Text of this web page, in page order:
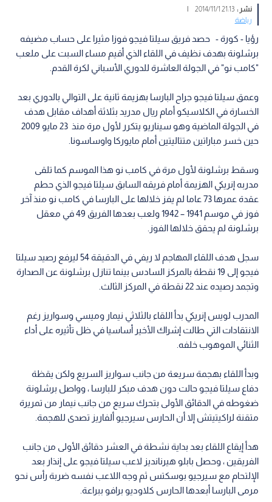
نشر :21:13 2014/11/1
|
رياضة
رؤيا - كورة - حصد فريق سيلتا فيجو فوزا مثيرا على حساب مضيفه
برشلونة بهدف نظيف في اللقاء الذي أقيم مساء السبت على ملعب
"كامب نو" في الجولة العاشرة للدوري الأسباني لكرة القدم.
وعمق سيلتا فيجو جراح البارسا بهزيمة ثانية على التوالي بالدوري بعد
الخسارة في الكلاسيكو أمام ريال مدريد بثلاثة أهداف مقابل هدف
في الجولة الماضية وهو سيناريو يتكرر لأول مرة منذ 23 مايو 2009
حين خسر مباراتين متتاليتين أمام مايوركا واوساسونا.
وسقط برشلونة لأول مرة في كامب نو هذا الموسم كما تلقى
مدربه إنريكي الهزيمة أمام فريقه السابق سيلتا فيجو الذي حطم
عقدة عمرها 73 عاما لم يفز خلالها على البارسا في كامب نو منذ آخر
فوز في موسم 1941 – 1942 ولعب بعدها الفريق 49 في معقل
برشلونة لم يحقق خلالها الفوز.
سجل هدف اللقاء المهاجم لا ريفي في الدقيقة 54 ليرفع رصيد سيلتا
فيجو إلى 19 نقطة بالمركز السادس بينما تنازل برشلونة عن الصدارة
وتجمد رصيده عند 22 نقطة في المركز الثالث.
المدرب لويس إنريكي بدأ اللقاء بالثلاثي نيمار وميسي وسواريز رغم
الانتقادات التي طالت إشراك الأخير أساسيا في ظل تأثيره على أداء
الثنائي الموهوب خلفه.
وبدأ اللقاء بهجمة سريعة من جانب سواريز السريع ولكن يقظة
دفاع سيلتا فيجو حالت دون هدف مبكر للبارسا ، وواصل برشلونة
ضغوطه في الدقائق الأولى بتحرك سريع من جانب نيمار من تمريرة
متقنة لراكيتيتش إلا أن الحارس سيرجيو ألفاريز تصدى للهجمة.
هدأ إيقاع اللقاء بعد بداية نشطة في العشر دقائق الأولى من جانب
الفريقين ، وحصل بابلو هيرنانديز لاعب سيلتا فيجو على إنذار بعد
الإلتحام مع سيرجيو بوسكتس ثم وجه اللاعب نفسه ضربة رأس نحو
مرمى البارسا أبعدها الحارس كلاوديو برافو ببراعة.